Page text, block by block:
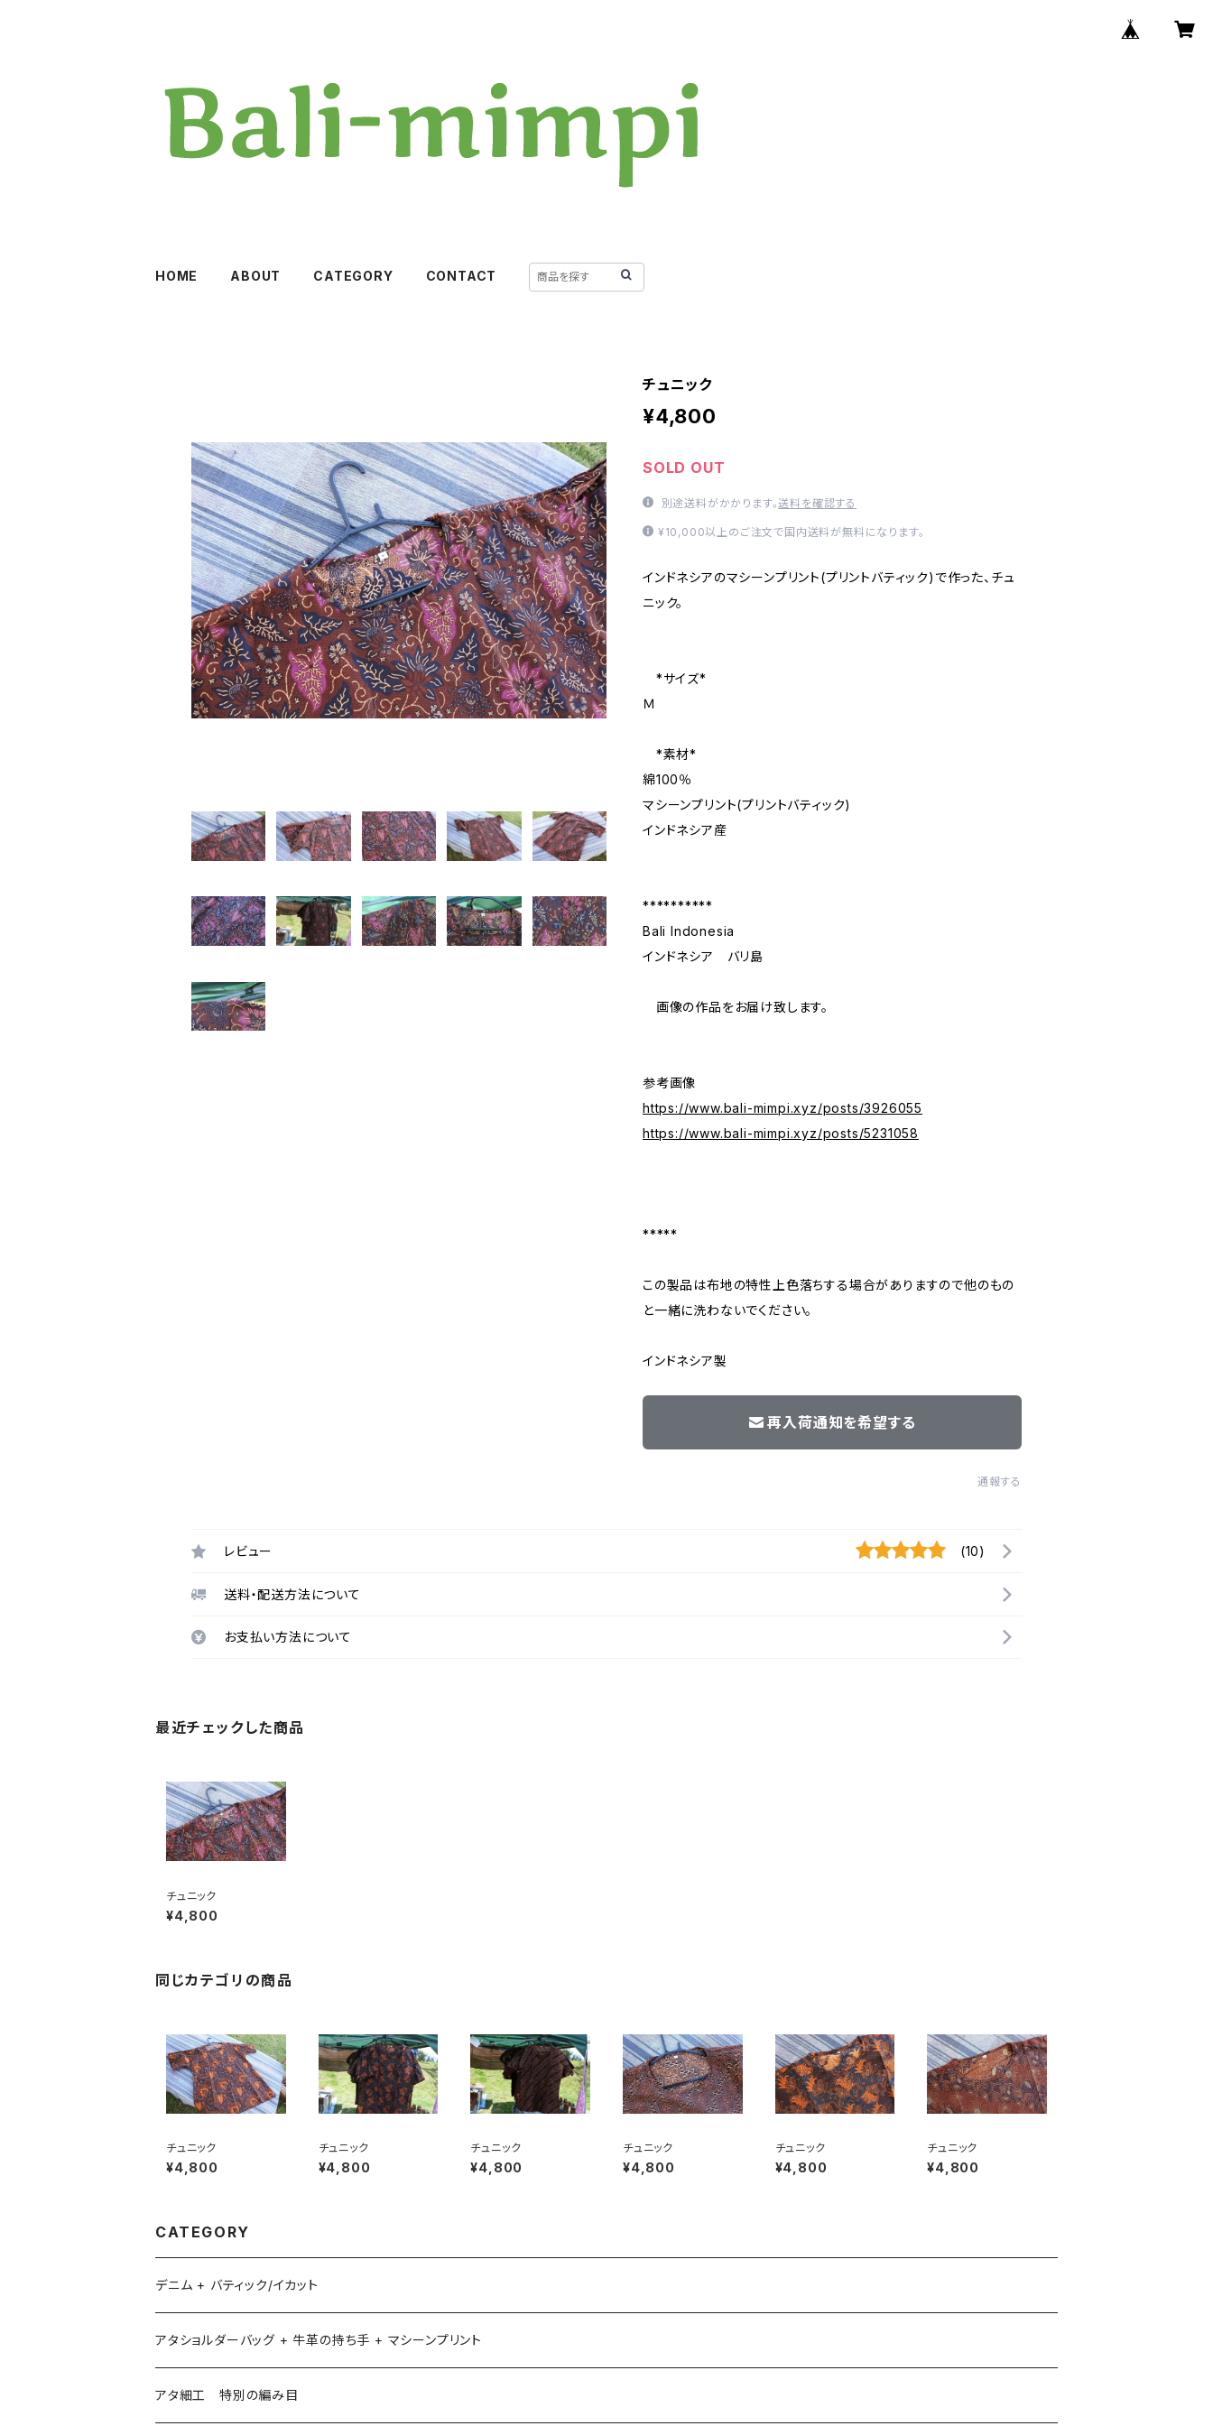
HOME ABOUT CATEGORY CONTACT
チュニック
¥4,800
SOLD OUT
別途送料がかかります。送料を確認する
¥10,000以上のご注文で国内送料が無料になります。
インドネシアのマシーンプリント(プリントバティック)で作った、チュ
ニック。
*サイズ*
Ｍ
*素材*
綿100％
マシーンプリント(プリントバティック)
インドネシア産
**********
Bali Indonesia
インドネシア バリ島
画像の作品をお届け致します。
参考画像
https://www.bali-mimpi.xyz/posts/3926055
https://www.bali-mimpi.xyz/posts/5231058
*****
この製品は布地の特性上色落ちする場合がありますので他のもの
と一緒に洗わないでください。
インドネシア製
再入荷通知を希望する
通報する
レビュー (10)
送料・配送方法について
お支払い方法について
最近チェックした商品
チュニック
¥4,800
同じカテゴリの商品
チュニック
¥4,800
チュニック
¥4,800
チュニック
¥4,800
チュニック
¥4,800
チュニック
¥4,800
チュニック
¥4,800
CATEGORY
デニム + バティック/イカット
アタショルダーバッグ + 牛革の持ち手 + マシーンプリント
アタ細工 特別の編み目